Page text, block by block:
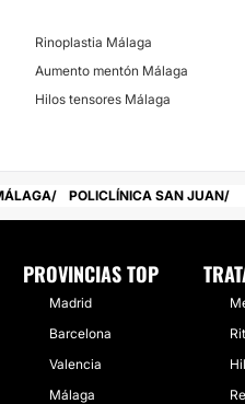
Rinoplastia Málaga
Aumento mentón Málaga
Hilos tensores Málaga
POLICLÍNICA SAN JUAN
PROVINCIAS TOP
Madrid
Barcelona
Valencia
Málaga